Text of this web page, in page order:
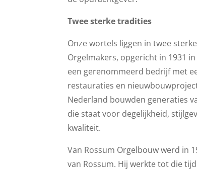
Twee sterke tradities
Onze wortels liggen in twee
Orgelmakers, opgericht in 1931
een gerenommeerd bedrijf met
restauraties en
Nederland bouwden generaties
die staat voor degelijkheid,
kwaliteit.
Van Rossum Orgelbouw werd in
van Rossum. Hij werkte tot die